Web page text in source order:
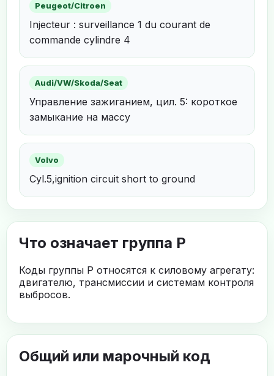
Peugeot/Citroen
Injecteur : surveillance 1 du courant de
commande cylindre 4
Audi/VW/Skoda/Seat
Управление зажиганием, цил. 5: короткое
замыкание на массу
Volvo
Cyl.5,ignition circuit short to ground
Что означает группа P
Коды группы P относятся к силовому агрегату:
двигателю, трансмиссии и системам контроля
выбросов.
Общий или марочный код